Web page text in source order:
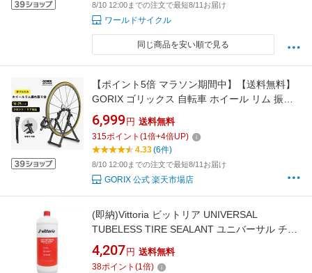
8/10 12:00までの注文で最短8/11お届け
ワールドサイクル
同じ商品を安い順で見る
【ポイント5倍 マラソン期間中】【送料無料】
GORIX ゴリックス 自転車 ホイール リム 振れ
取り台 折りたたみ式 (GT-WEE) ホイールリム
振取台 [ フロント リア対応 ] ホイール矯正台
ロードバイク mtb コンパクト 16-29インチ対応
ホイールメンテナンス
6,999 円 送料無料
315ポイント (1倍+4倍UP)
4.33(6件)
8/10 12:00までの注文で最短8/11お届け
GORIX 公式 楽天市場店
(即納)Vittoria ビットリア UNIVERSAL
TUBELESS TIRE SEALANT ユニバーサル チュ
ーブレス タイヤ シーラント 1000ml ケミカル
用品(8022530024648)
4,207 円 送料無料
38ポイント (1倍)